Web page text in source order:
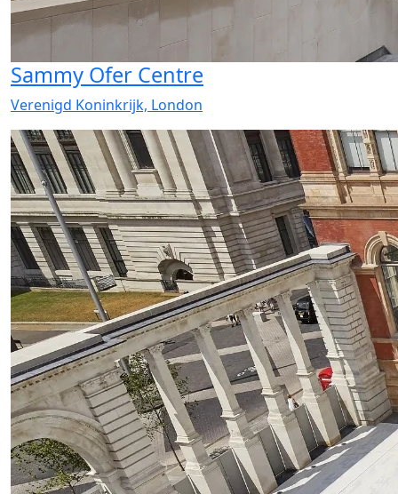
Sammy Ofer Centre
Verenigd Koninkrijk, London